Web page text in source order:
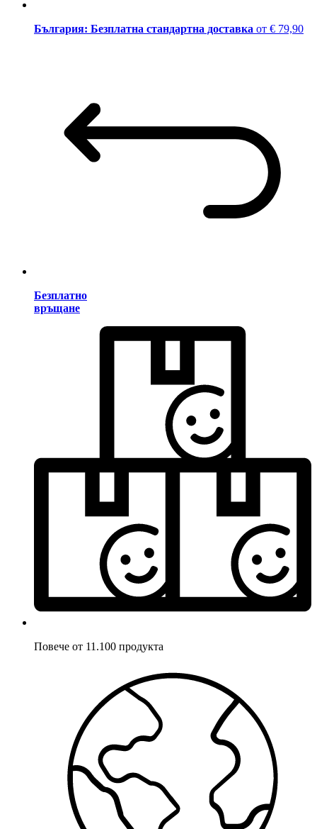
България: Безплатна стандартна доставка от € 79,90
Безплатно
връщане
Повече от 11.100 продукта